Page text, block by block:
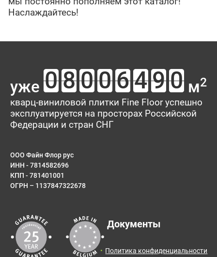
Наслаждайтесь!
уже м2
кварц-виниловой плитки Fine Floor успешно
эксплуатируется на просторах Российской
Федерации и стран СНГ
ООО Файн Флор рус
ИНН - 7814582696
КПП - 781401001
ОГРН – 1137847322678
Документы
Политика конфиденциальности